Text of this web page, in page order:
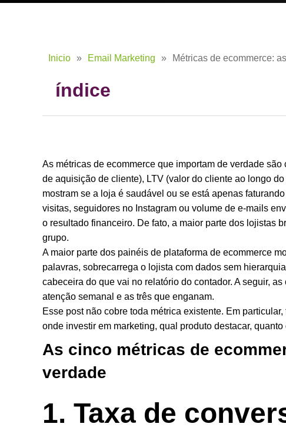
Inicio » Email Marketing » Métricas de ecommerce:
índice
As métricas de ecommerce que importam de verdade
de aquisição de cliente), LTV (valor do cliente ao longo
mostram se a loja é saudável ou se está apenas
visitas, seguidores no Instagram ou volume de e-mails
o resultado financeiro. De fato, a maior parte dos lojistas
grupo.
A maior parte dos painéis de plataforma de ecommerce
palavras, sobrecarrega o lojista com dados sem
cabeceira do que vai no relatório do contador. A seguir,
atenção semanal e as três que enganam.
Esse post não cobre toda métrica existente. Em
onde investir em marketing, qual produto destacar,
As cinco métricas de
verdade
1. Taxa de